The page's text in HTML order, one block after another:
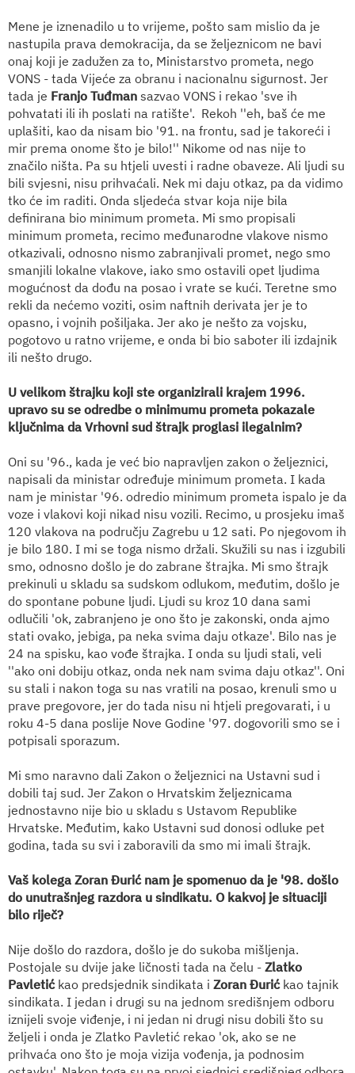
Mene je iznenadilo u to vrijeme, pošto sam mislio da je
nastupila prava demokracija, da se željeznicom ne bavi
onaj koji je zadužen za to, Ministarstvo prometa, nego
VONS - tada Vijeće za obranu i nacionalnu sigurnost. Jer
tada je Franjo Tuđman sazvao VONS i rekao 'sve ih
pohvatati ili ih poslati na ratište'. Rekoh ''eh, baš će me
uplašiti, kao da nisam bio '91. na frontu, sad je takoreći i
mir prema onome što je bilo!'' Nikome od nas nije to
značilo ništa. Pa su htjeli uvesti i radne obaveze. Ali ljudi su
bili svjesni, nisu prihvaćali. Nek mi daju otkaz, pa da vidimo
tko će im raditi. Onda sljedeća stvar koja nije bila
definirana bio minimum prometa. Mi smo propisali
minimum prometa, recimo međunarodne vlakove nismo
otkazivali, odnosno nismo zabranjivali promet, nego smo
smanjili lokalne vlakove, iako smo ostavili opet ljudima
mogućnost da dođu na posao i vrate se kući. Teretne smo
rekli da nećemo voziti, osim naftnih derivata jer je to
opasno, i vojnih pošiljaka. Jer ako je nešto za vojsku,
pogotovo u ratno vrijeme, e onda bi bio saboter ili izdajnik
ili nešto drugo.
U velikom štrajku koji ste organizirali krajem 1996.
upravo su se odredbe o minimumu prometa pokazale
ključnima da Vrhovni sud štrajk proglasi ilegalnim?
Oni su '96., kada je već bio napravljen zakon o željeznici,
napisali da ministar određuje minimum prometa. I kada
nam je ministar '96. odredio minimum prometa ispalo je da
voze i vlakovi koji nikad nisu vozili. Recimo, u prosjeku imaš
120 vlakova na području Zagrebu u 12 sati. Po njegovom ih
je bilo 180. I mi se toga nismo držali. Skužili su nas i izgubili
smo, odnosno došlo je do zabrane štrajka. Mi smo štrajk
prekinuli u skladu sa sudskom odlukom, međutim, došlo je
do spontane pobune ljudi. Ljudi su kroz 10 dana sami
odlučili 'ok, zabranjeno je ono što je zakonski, onda ajmo
stati ovako, jebiga, pa neka svima daju otkaze'. Bilo nas je
24 na spisku, kao vođe štrajka. I onda su ljudi stali, veli
''ako oni dobiju otkaz, onda nek nam svima daju otkaz''. Oni
su stali i nakon toga su nas vratili na posao, krenuli smo u
prave pregovore, jer do tada nisu ni htjeli pregovarati, i u
roku 4-5 dana poslije Nove Godine '97. dogovorili smo se i
potpisali sporazum.
Mi smo naravno dali Zakon o željeznici na Ustavni sud i
dobili taj sud. Jer Zakon o Hrvatskim željeznicama
jednostavno nije bio u skladu s Ustavom Republike
Hrvatske. Međutim, kako Ustavni sud donosi odluke pet
godina, tada su svi i zaboravili da smo mi imali štrajk.
Vaš kolega Zoran Đurić nam je spomenuo da je '98. došlo
do unutrašnjeg razdora u sindikatu. O kakvoj je situaciji
bilo riječ?
Nije došlo do razdora, došlo je do sukoba mišljenja.
Postojale su dvije jake ličnosti tada na čelu - Zlatko
Pavletićkao predsjednik sindikata i Zoran Đurićkao tajnik
sindikata. I jedan i drugi su na jednom središnjem odboru
iznijeli svoje viđenje, i ni jedan ni drugi nisu dobili što su
željeli i onda je Zlatko Pavletić rekao 'ok, ako se ne
prihvaća ono što je moja vizija vođenja, ja podnosim